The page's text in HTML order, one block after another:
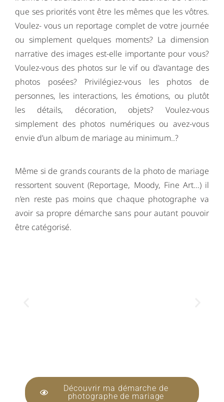
que ses priorités vont être les mêmes que les vôtres.
Voulez- vous un reportage complet de votre journée
ou simplement quelques moments? La dimension
narrative des images est-elle importante pour vous?
Voulez-vous des photos sur le vif ou d’avantage des
photos posées? Privilégiez-vous les photos de
personnes, les interactions, les émotions, ou plutôt
les détails, décoration, objets? Voulez-vous
simplement des photos numériques ou avez-vous
envie d’un album de mariage au minimum..?
Même si de grands courants de la photo de mariage
ressortent souvent (Reportage, Moody, Fine Art…) il
n’en reste pas moins que chaque photographe va
avoir sa propre démarche sans pour autant pouvoir
être catégorisé.
Découvrir ma démarche de
photographe de mariage